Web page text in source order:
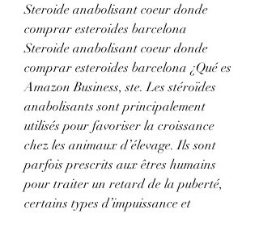
Steroide anabolisant coeur donde
comprar esteroides barcelona
Steroide anabolisant coeur donde
comprar esteroides barcelona ¿Qué es
Amazon Business, ste. Les stéroïdes
anabolisants sont principalement
utilisés pour favoriser la croissance
chez les animaux d’élevage. Ils sont
parfois prescrits aux êtres humains
pour traiter un retard de la puberté,
certains types d’impuissance et